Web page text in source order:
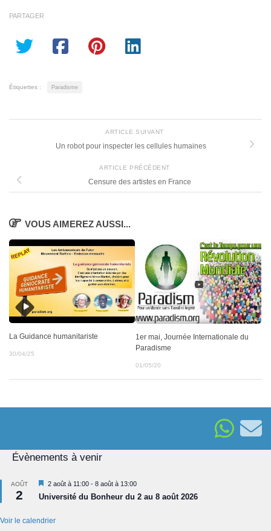
PARTAGER
Étiquettes : Paradisme
ARTICLE SUIVANT
Un robot pour inspecter les cellules humaines
ARTICLE PRÉCÉDENT
Censure des artistes en France
VOUS AIMEREZ AUSSI...
La Guidance humanitariste
30/04/25
1er mai, Journée Internationale du
Paradisme
01/05/20
Évènements à venir
AOÛT
2
Mis
en
avant
2 août à 11:00 - 8 août à 13:00
Université du Bonheur du 2 au 8 août 2026
Voir le calendrier